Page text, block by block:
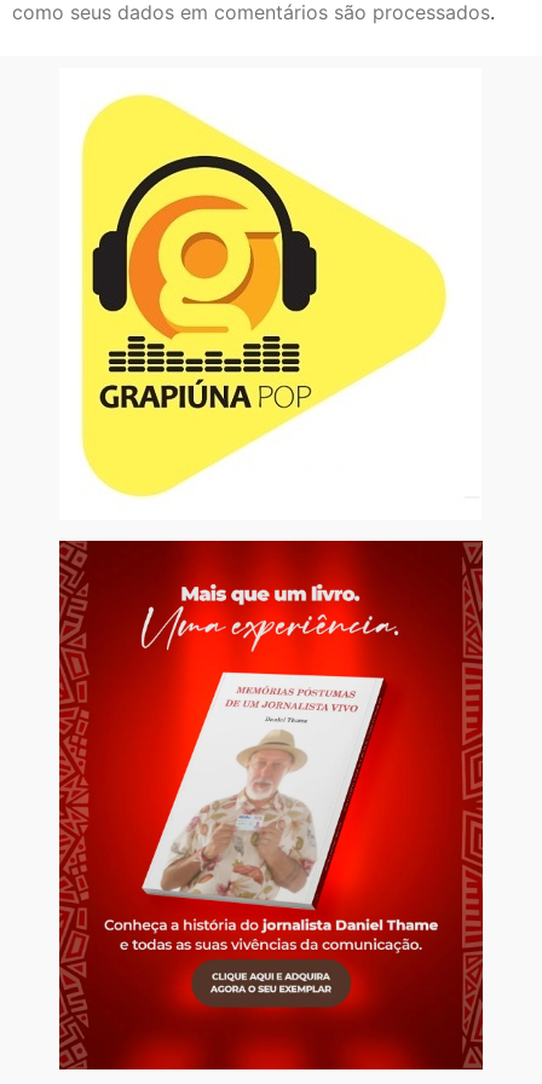
como seus dados em comentários são processados.